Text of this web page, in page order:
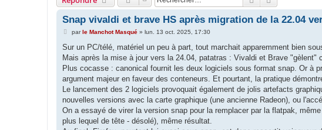
Snap vivaldi et brave HS après migration de la 22.04
M
s
a
g
parle Manchot Masqué» lun. 13 oct. 2025, 17:30
Sur un PC/télé, matériel un peu à part, tout marchait apparemment bien
Mais après la mise à jour vers la 24.04, patatras : Vivaldi et Brave
Plus cocasse : canonical fournit les deux logiciels sous format snap. Or à
argument majeur en faveur des conteneurs. Et pourtant, la pratique
Le lancement des 2 logiciels provoquait également de jolis artefacts
nouvelles versions avec la carte graphique (une ancienne Radeon), ou
On a essayé de virer la version snap pour la remplacer par la flatpak,
plus lequel de tête - désolé), même résultat.